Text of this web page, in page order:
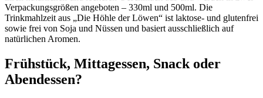
Verpackungsgrößen angeboten – 330ml und 500ml. Die
Trinkmahlzeit aus „Die Höhle der Löwen“ ist laktose- und glutenfrei
sowie frei von Soja und Nüssen und basiert ausschließlich auf
natürlichen Aromen.
Frühstück, Mittagessen, Snack oder
Abendessen?